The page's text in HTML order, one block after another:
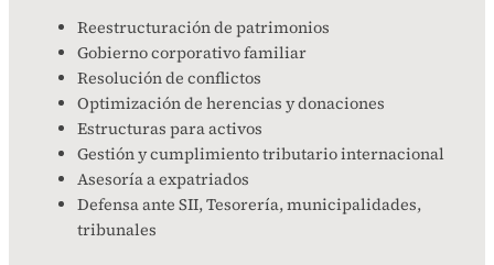
Reestructuración de patrimonios
Gobierno corporativo familiar
Resolución de conflictos
Optimización de herencias y donaciones
Estructuras para activos
Gestión y cumplimiento tributario internacional
Asesoría a expatriados
Defensa ante SII, Tesorería, municipalidades,
tribunales